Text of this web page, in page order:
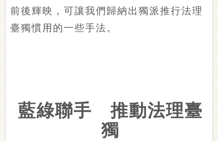
前後輝映，可讓我們歸納出獨派推行法理
臺獨慣用的一些手法。
藍綠聯手 推動法理臺
獨